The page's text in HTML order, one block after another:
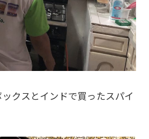
クスとインドで買ったスパイ